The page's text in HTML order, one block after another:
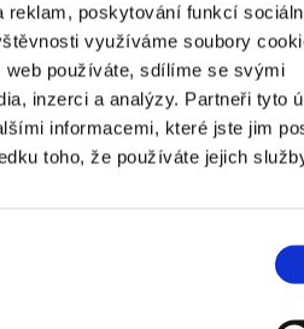
reklam, poskytování funkcí
využíváme soubory
web používáte, sdílíme se svými
inzerci a analýzy. Partneři tyto
informacemi, které jste jim
toho, že používáte jejich